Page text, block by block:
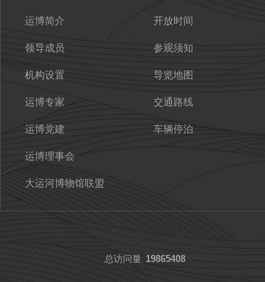
运博简介
领导成员
机构设置
运博专家
运博党建
运博理事会
大运河博物馆联盟
开放时间
参观须知
导览地图
交通路线
车辆停泊
总访问量 19865408